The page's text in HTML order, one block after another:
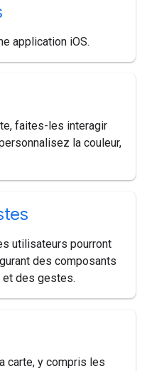
application iOS.
faites-les interagir
la couleur,
utilisateurs pourront
des composants
des gestes.
carte, y compris les